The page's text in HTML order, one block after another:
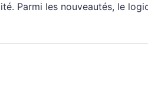
Parmi les nouveautés, le